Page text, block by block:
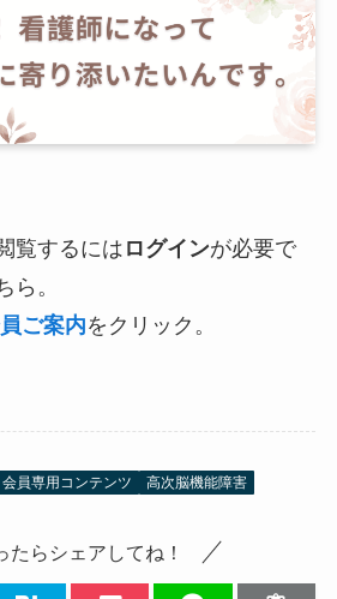
覧するには ログインが必要で
ら。
ご案内をクリック。
会員専用コンテンツ 高次脳機能障害
たらシェアしてね！